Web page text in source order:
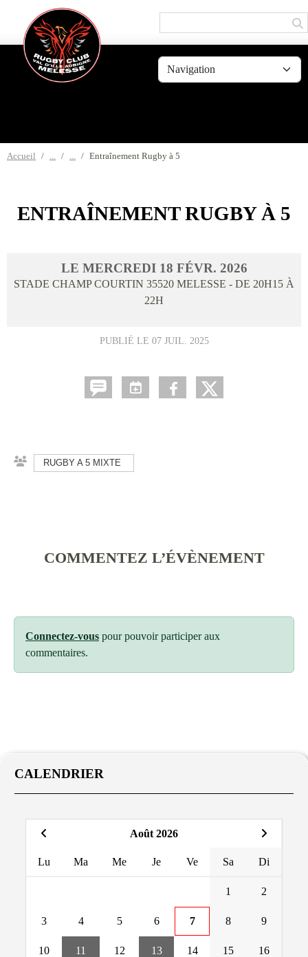
Accueil Entraînement Rugby à 5
ENTRAÎNEMENT RUGBY À 5
LE MERCREDI 18 FÉVR. 2026
STADE CHAMP COURTIN 35520 MELESSE - DE 20H15 À
22H
PUBLIÉ LE 07 JUIL. 2025
RUGBY A 5 MIXTE
COMMENTEZ L’ÉVÈNEMENT
Connectez-vous pour pouvoir participer aux
commentaires.
CALENDRIER
Août 2026
Lu Ma Me Je Ve Sa Di
1 2
3 4 5 6 7 8 9
10 11 12 13 14 15 16
Panneau de gestion des cookies